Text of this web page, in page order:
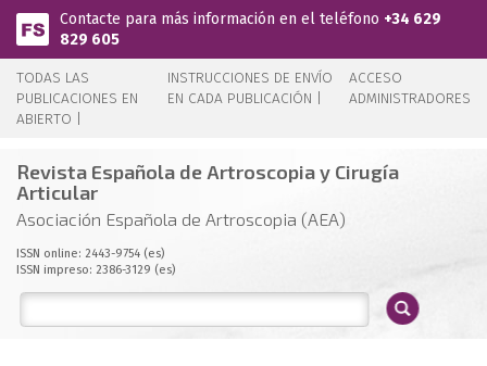
Pasar al contenido principal
Contacte para más información en el teléfono +34 629
829 605
TODAS LAS
PUBLICACIONES EN
ABIERTO |
INSTRUCCIONES DE ENVÍO
EN CADA PUBLICACIÓN |
ACCESO
ADMINISTRADORES
Revista Española de Artroscopia y Cirugía
Articular
Asociación Española de Artroscopia (AEA)
ISSN online: 2443-9754 (es)
ISSN impreso: 2386-3129 (es)